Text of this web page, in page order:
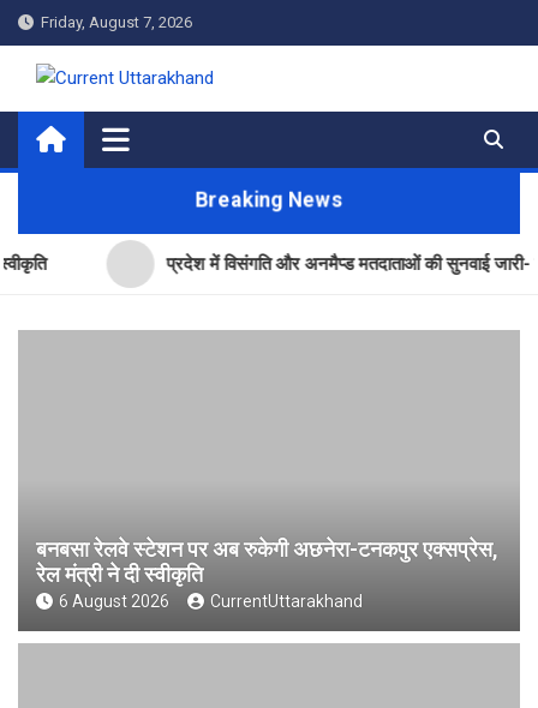
Skip
to
content
Friday, August 7, 2026
Current Uttarakhand
Breaking News
प्रदेश में विसंगति और अनमैप्ड मतदाताओं की सुनवाई जारी- सीईओ
बनबसा रेलवे स्टेशन पर अब रुकेगी अछनेरा-टनकपुर एक्सप्रेस,
रेल मंत्री ने दी स्वीकृति
6 August 2026 CurrentUttarakhand